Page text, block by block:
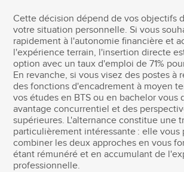
Cette décision dépend de vos objectifs
votre situation personnelle. Si vous
rapidement à l'autonomie financière et
l'expérience terrain, l'insertion directe
option avec un taux d'emploi de 71%
En revanche, si vous visez des postes à
des fonctions d'encadrement à moyen
vos études en BTS ou en bachelor vous
avantage concurrentiel et des
supérieures. L'alternance constitue une
particulièrement intéressante : elle vous
combiner les deux approches en vous
étant rémunéré et en accumulant de
professionnelle.